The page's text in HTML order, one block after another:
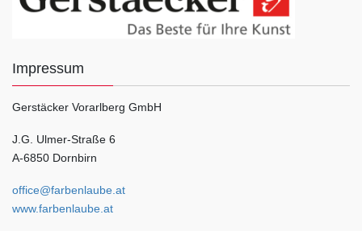
Impressum
Gerstäcker Vorarlberg GmbH
J.G. Ulmer-Straße 6
A-6850 Dornbirn
office@farbenlaube.at
www.farbenlaube.at